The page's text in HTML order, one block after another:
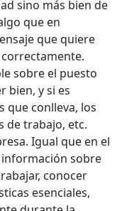
sino más bien de
que en
que quiere
sobre el puesto
bien, y si es
que conlleva, los
de trabajo, etc.
Igual que en el
sobre
conocer
esenciales,